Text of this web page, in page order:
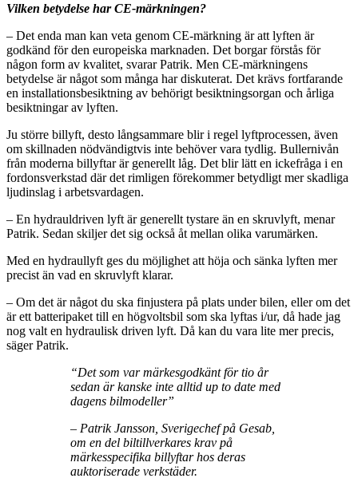
Vilken betydelse har CE-märkningen?
– Det enda man kan veta genom CE-märkning är att lyften är
godkänd för den europeiska marknaden. Det borgar förstås för
någon form av kvalitet, svarar Patrik. Men CE-märkningens
betydelse är något som många har diskuterat. Det krävs fortfarande
en installationsbesiktning av behörigt besiktningsorgan och årliga
besiktningar av lyften.
Ju större billyft, desto långsammare blir i regel lyftprocessen, även
om skillnaden nödvändigtvis inte behöver vara tydlig. Bullernivån
från moderna billyftar är generellt låg. Det blir lätt en ickefråga i en
fordonsverkstad där det rimligen förekommer betydligt mer skadliga
ljudinslag i arbetsvardagen.
– En hydrauldriven lyft är generellt tystare än en skruvlyft, menar
Patrik. Sedan skiljer det sig också åt mellan olika varumärken.
Med en hydraullyft ges du möjlighet att höja och sänka lyften mer
precist än vad en skruvlyft klarar.
– Om det är något du ska finjustera på plats under bilen, eller om det
är ett batteripaket till en högvoltsbil som ska lyftas i/ur, då hade jag
nog valt en hydraulisk driven lyft. Då kan du vara lite mer precis,
säger Patrik.
“Det som var märkesgodkänt för tio år
sedan är kanske inte alltid up to date med
dagens bilmodeller”
– Patrik Jansson, Sverigechef på Gesab,
om en del biltillverkares krav på
märkesspecifika billyftar hos deras
auktoriserade verkstäder.